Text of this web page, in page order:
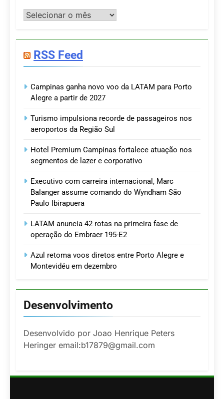
Postagens
RSS Feed
Campinas ganha novo voo da LATAM para Porto
Alegre a partir de 2027
Turismo impulsiona recorde de passageiros nos
aeroportos da Região Sul
Hotel Premium Campinas fortalece atuação nos
segmentos de lazer e corporativo
Executivo com carreira internacional, Marc
Balanger assume comando do Wyndham São
Paulo Ibirapuera
LATAM anuncia 42 rotas na primeira fase de
operação do Embraer 195-E2
Azul retoma voos diretos entre Porto Alegre e
Montevidéu em dezembro
Desenvolvimento
Desenvolvido por Joao Henrique Peters
Heringer email:b17879@gmail.com